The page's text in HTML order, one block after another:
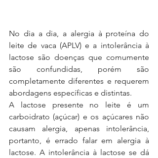
No dia a dia, a alergia à proteína do
leite de vaca (APLV) e a intolerância à
lactose são doenças que comumente
são confundidas, porém são
completamente diferentes e requerem
abordagens específicas e distintas.
A lactose presente no leite é um
carboidrato (açúcar) e os açúcares não
causam alergia, apenas intolerância,
portanto, é errado falar em alergia à
lactose. A intolerância à lactose se dá